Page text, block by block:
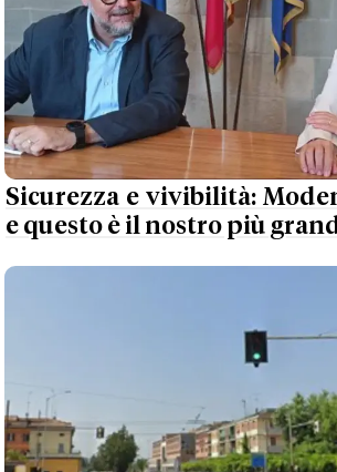
Sicurezza e vivibilità:
e questo è il nostro più